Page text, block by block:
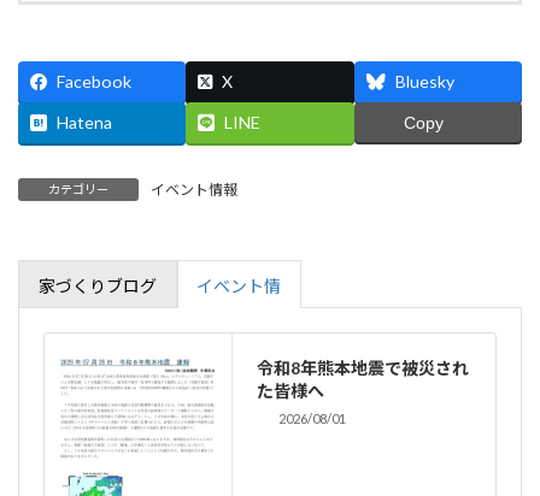
Facebook X
Bluesky
Hatena
LINE Copy
カテゴリー イベント情報
家づくりブログ イベント情
令和8年熊本地震で被災され
た皆様へ
2026/08/01